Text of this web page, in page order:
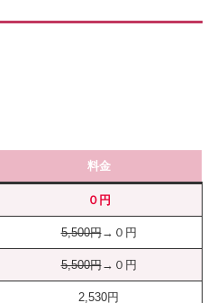
料金
０円
5,500円→０円
5,500円→０円
2,530円